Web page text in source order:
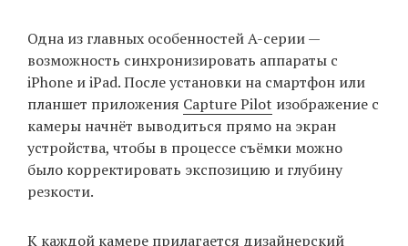
Одна из главных особенностей A-серии —
возможность синхронизировать аппараты с
iPhone и iPad. После установки на смартфон или
планшет приложения Capture Pilot изображение с
камеры начнёт выводиться прямо на экран
устройства, чтобы в процессе съёмки можно
было корректировать экспозицию и глубину
резкости.
К каждой камере прилагается дизайнерский